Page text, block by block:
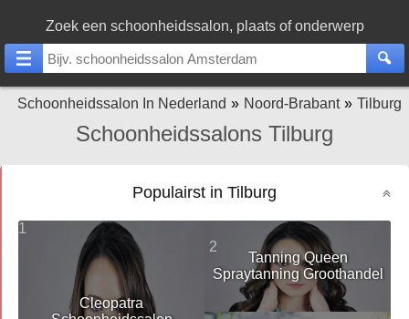
Zoek een schoonheidssalon, plaats of onderwerp
Schoonheidssalon In Nederland Noord-Brabant Tilburg
Schoonheidssalons Tilburg
Populairst in Tilburg
1
Cleopatra
2
Tanning Queen
Spraytanning Groothandel